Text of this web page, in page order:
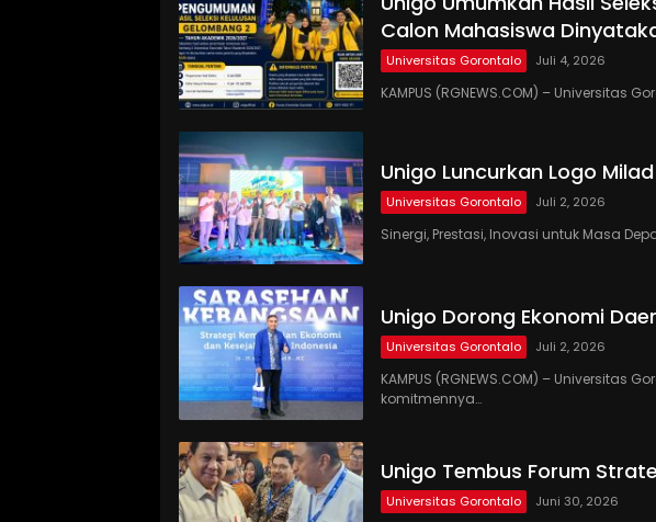
Calon Mahasiswa
Universitas Gorontalo Juli 4, 2026
KAMPUS (RGNEWS.COM) – Universitas
Unigo Luncurkan Logo
Universitas Gorontalo Juli 2, 2026
Sinergi, Prestasi, Inovasi untuk Masa
Unigo Dorong Ekonomi
Universitas Gorontalo Juli 2, 2026
KAMPUS (RGNEWS.COM) – Universitas
komitmennya…
Unigo Tembus Forum
Universitas Gorontalo Juni 30, 2026